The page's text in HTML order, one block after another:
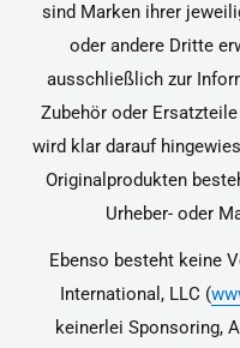
sind Marken ihrer
oder andere Dritte
ausschließlich zur
Zubehör oder
wird klar darauf
Originalprodukten
Urheber- oder
Ebenso besteht keine
International, LLC (
keinerlei Sponsoring,